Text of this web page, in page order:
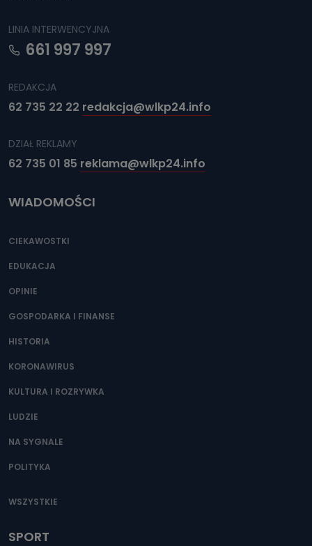
LINIA INTERWENCYJNA
661 997 997
REDAKCJA
62 735 22 22 redakcja@wlkp24.info
DZIAŁ REKLAMY
62 735 01 85 reklama@wlkp24.info
WIADOMOŚCI
CIEKAWOSTKI
EDUKACJA
OPINIE
GOSPODARKA I FINANSE
HISTORIA
KORONAWIRUS
KULTURA I ROZRYWKA
LUDZIE
NA SYGNALE
POLITYKA
WSZYSTKIE
SPORT